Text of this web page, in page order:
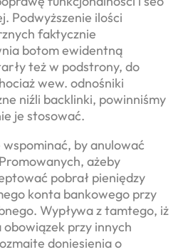
Podwyższenie ilości
faktycznie
botom ewidentną
też w podstrony, do
wew. odnośniki
niźli backlinki, powinniśmy
je stosować.
by anulować
ażeby
pobrał pieniędzy
konta bankowego przy
Wypływa z tamtego, iż
przy innych
doniesienia o